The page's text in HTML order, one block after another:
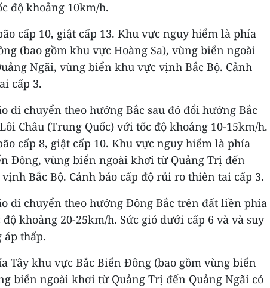
độ khoảng 10km/h.
cấp 10, giật cấp 13. Khu vực nguy hiểm là phía
(bao gồm khu vực Hoàng Sa), vùng biển ngoài
Ngãi, vùng biển khu vực vịnh Bắc Bộ. Cảnh
cấp 3.
di chuyển theo hướng Bắc sau đó đổi hướng Bắc
Châu (Trung Quốc) với tốc độ khoảng 10-15km/h.
cấp 8, giật cấp 10. Khu vực nguy hiểm là phía
Đông, vùng biển ngoài khơi từ Quảng Trị đến
Bắc Bộ. Cảnh báo cấp độ rủi ro thiên tai cấp 3.
di chuyển theo hướng Đông Bắc trên đất liền phía
khoảng 20-25km/h. Sức gió dưới cấp 6 và và suy
áp thấp.
Tây khu vực Bắc Biển Đông (bao gồm vùng biển
biển ngoài khơi từ Quảng Trị đến Quảng Ngãi có